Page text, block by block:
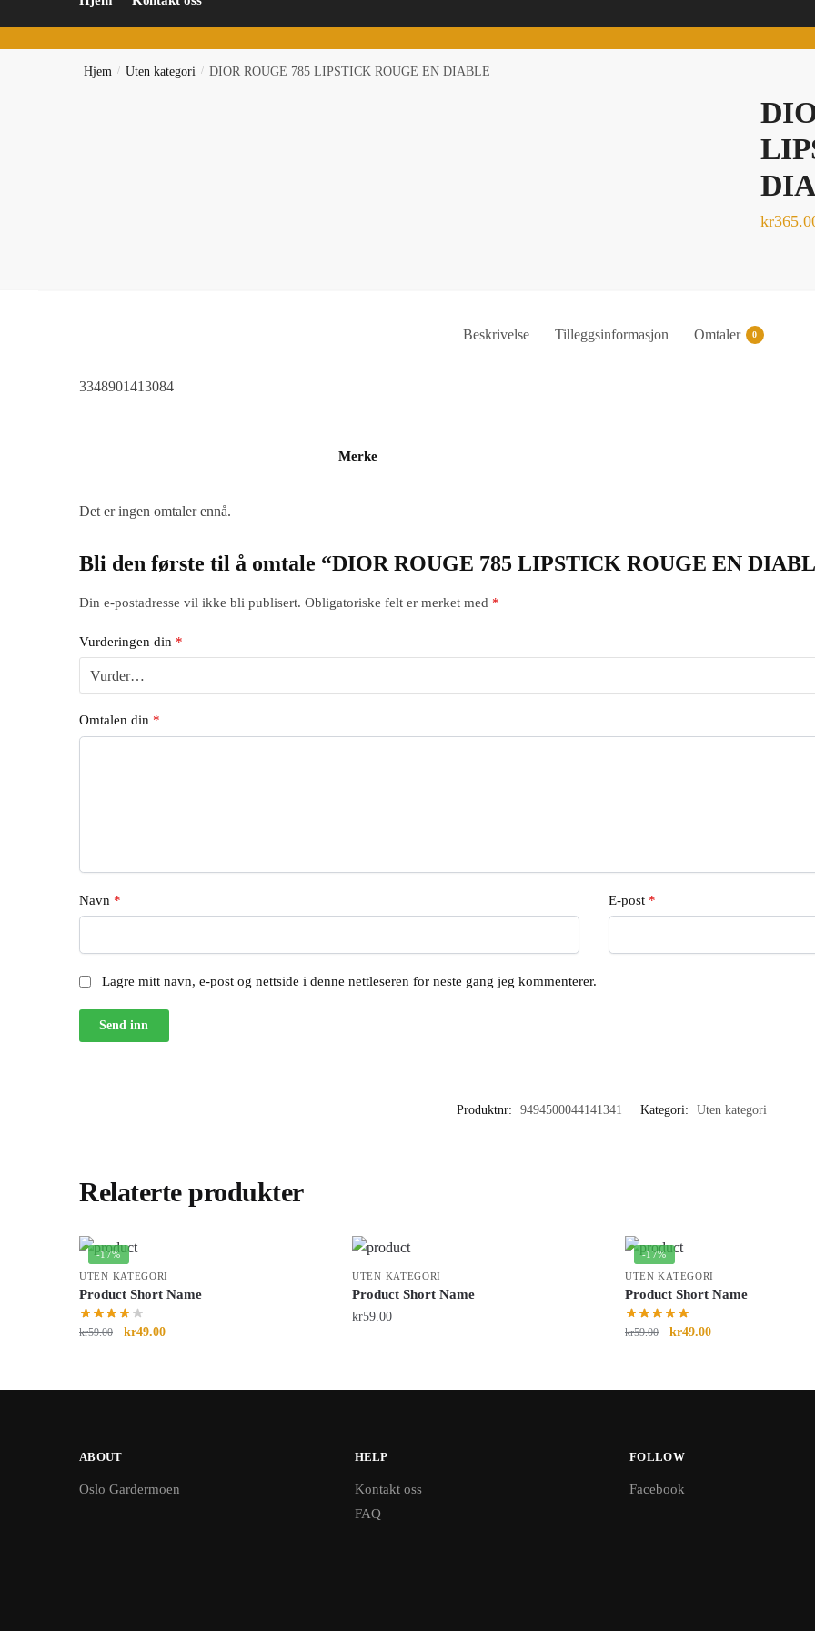
Hjem / Uten kategori / DIOR ROUGE 785 LIPSTICK ROUGE EN DIABLE
kr
Beskrivelse Tilleggsinformasjon Omtaler 0
3348901413084
Merke
Det er ingen omtaler ennå.
Bli den første til å omtale “DIOR ROUGE 785 LIPSTICK ROUGE EN
Din e-postadresse vil ikke bli publisert. Obligatoriske felt er merket med *
Vurderingen din *
Omtalen din *
Navn * E-post *
Lagre mitt navn, e-post og nettside i denne nettleseren for neste gang jeg kommenterer.
Produktnr: 9494500044141341 Kategori: Uten kategori
Relaterte produkter
-17%
UTEN KATEGORI
Product Short Name
kr59.00 kr49.00
UTEN KATEGORI
Product Short Name
kr59.00
-17%
UTEN KATEGORI
Product Short Name
kr59.00 kr49.00
ABOUT
Oslo Gardermoen
HELP
Kontakt oss
FAQ
FOLLOW
Facebook